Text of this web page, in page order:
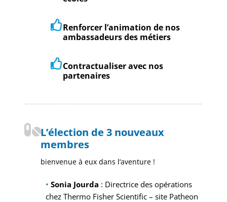
Renforcer l’animation de nos
ambassadeurs des métiers
Contractualiser avec nos
partenaires
L’élection de 3 nouveaux
membres
bienvenue à eux dans l’aventure !
• Sonia Jourda : Directrice des opérations
chez Thermo Fisher Scientific – site Patheon